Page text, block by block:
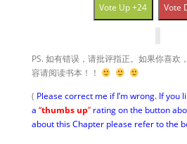
Vote Up +24 Vote
PS. 如有错误，请批评指正。如果你喜欢
容请阅读书本！！
( Please correct me if I’m wrong. If you
a “thumbs up” rating on the button
about this Chapter please refer to the